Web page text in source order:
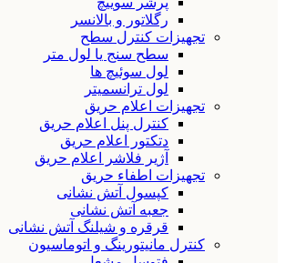
رگلاتور و بالانسر
تجهیزات کنترل سطح
سطح سنج یا لول متر
لول سوئیچ ها
لول ترانسمیتر
تجهیزات اعلام حریق
کنترل پنل اعلام حریق
دتکتور اعلام حریق
آژیر فلاشر اعلام حریق
تجهیزات اطفاء حریق
کپسول آتش نشانی
جعبه آتش نشانی
قرقره و شیلنگ آتش نشانی
کنترل مانیتورینگ و اتوماسیون